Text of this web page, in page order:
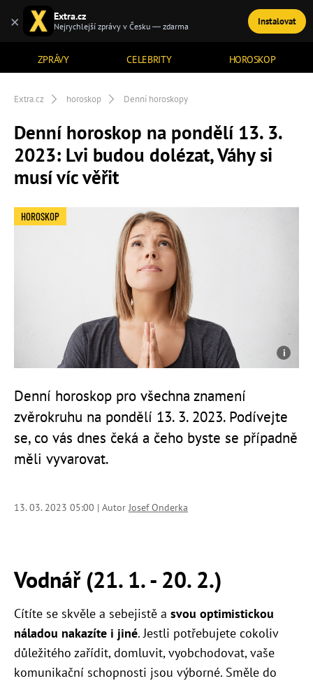
ZPRÁVY CELEBRITY HOROSKOP
TÉMATA
Extra.cz horoskop Denní horoskopy
Denní horoskop na pondělí 13. 3.
2023: Lvi budou dolézat, Váhy si
musí víc věřit
HOROSKOP
Denní horoskop pro všechna znamení
zvěrokruhu na pondělí 13. 3. 2023. Podívejte
se, co vás dnes čeká a čeho byste se případně
měli vyvarovat.
13. 03. 2023 05:00 | AutorJosef Onderka
Vodnář (21. 1. - 20. 2.)
Cítíte se skvěle a sebejistě a svou optimistickou
náladou nakazíte i jiné. Jestli potřebujete cokoliv
důležitého zařídit, domluvit, vyobchodovat, vaše
komunikační schopnosti jsou výborné. Směle do
× Extra.cz
Nejrychlejší zprávy v Česku — zdarma Instalovat